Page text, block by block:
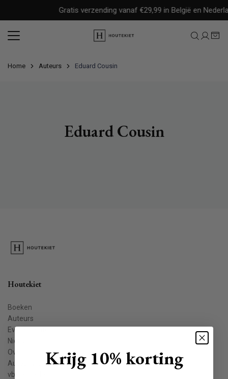
content
Gratis verzending vanaf €29,99 in België en
Home Auteurs Eduard Cousin
Eduard Cousin
Houtekiet
Boeken
Auteurs
Evenementen
Nieuws
Over ons
Auteur worden
vbkbelgie.be
Krijg 10% korting